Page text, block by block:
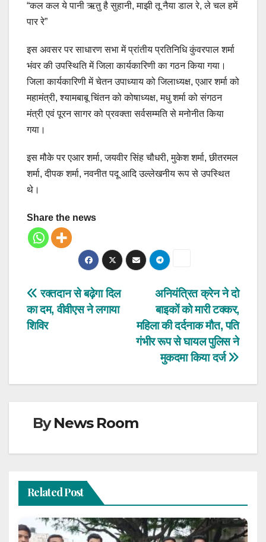
“कल कल ये पानी ऋतु है सुहानी, माझी तू नैया डाल रे, ले चल हमें
पार रे”
इस अवसर पर साधारण सभा में प्रांतीय प्रतिनिधि कुंवरपाल शर्मा
भंवर की उपस्थिति में जिला कार्यकारिणी का गठन किया गया।
जिला कार्यकारिणी में चेतन उपाध्याय को जिलाध्यक्ष, एआर शर्मा को
महामंत्री, श्यामबाबू चिंतन को कोषाध्यक्ष, मधु शर्मा को संगठन
मंत्री एवं पूरन सागर को प्रवक्ता सर्वसम्मति से मनोनीत किया
गया।
इस मौके पर एआर शर्मा, जयवीर सिंह चौधरी, मुकेश शर्मा, छीतरमल
शर्मा, दीपक शर्मा, नवनीत पदू आदि उल्लेखनीय रूप से उपस्थित
थे।
Share the news
Post
navigation
अनियंत्रित क्रेन ने दो
बाइकों को मारी टक्कर,
महिला की दर्दनाक मौत, पति
गंभीर रूप से घायल पुलिस ने
मुकदमा किया दर्ज
रक्तदान से बढ़ेगा दिल
का दम, वीवीएस ने लगाया
शिविर
ByNews Room
Related Post